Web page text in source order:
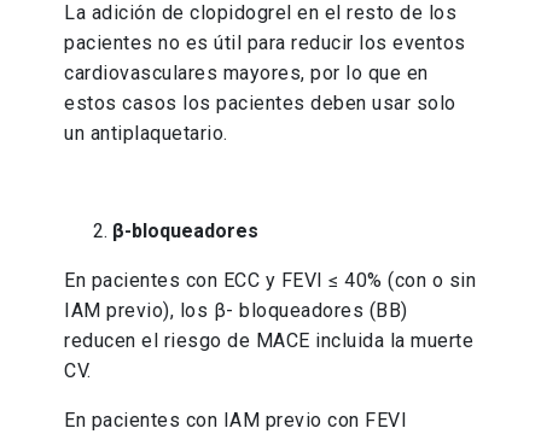
La adición de clopidogrel en el resto de los
pacientes no es útil para reducir los eventos
cardiovasculares mayores, por lo que en
estos casos los pacientes deben usar solo
un antiplaquetario.
β-bloqueadores
En pacientes con ECC y FEVI ≤ 40% (con o sin
IAM previo), los β- bloqueadores (BB)
reducen el riesgo de MACE incluida la muerte
CV.
En pacientes con IAM previo con FEVI